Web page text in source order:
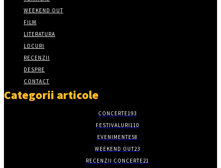
WEEKEND OUT
FILM
LITERATURA
LOCURI
RECENZII
DESPRE
CONTACT
Categorii articole
CONCERTE193
FESTIVALURI110
EVENIMENTE58
WEEKEND OUT23
RECENZII CONCERTE21